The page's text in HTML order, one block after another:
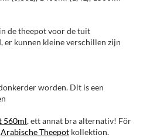
de theepot voor de tuit
er kunnen kleine verschillen zijn
worden. Dit is een
560ml, ett annat bra alternativ! För
Arabische Theepot kollektion.